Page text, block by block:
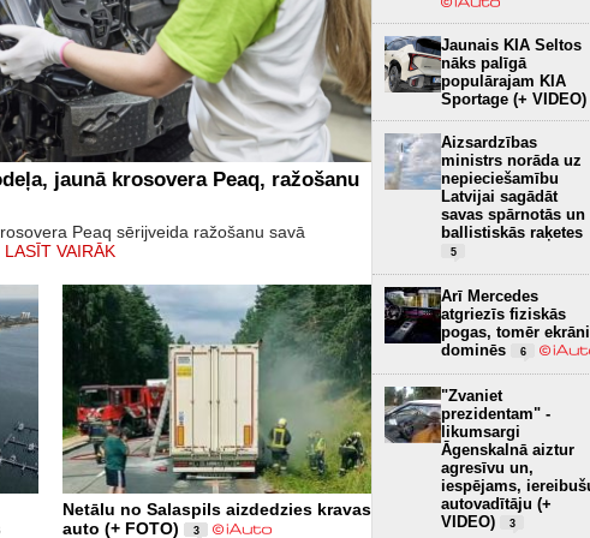
jaunā krosovera Peaq, ražošanu
Peaq sērijveida ražošanu savā
LASĪT VAIRĀK
Netālu no Salaspils aizdedzies kravas
auto (+ FOTO)
3
Jaunais KIA Seltos
nāks palīgā
populārajam KIA
Sportage (+ VIDEO)
Aizsardzības
ministrs norāda uz
nepieciešamību
Latvijai sagādāt
savas spārnotās un
ballistiskās raķetes
5
Arī Mercedes
atgriezīs fiziskās
pogas, tomēr ekrāni
dominēs
6
"Zvaniet
prezidentam" -
likumsargi
Āgenskalnā aiztur
agresīvu un,
iespējams,
autovadītāju (+
VIDEO)
3